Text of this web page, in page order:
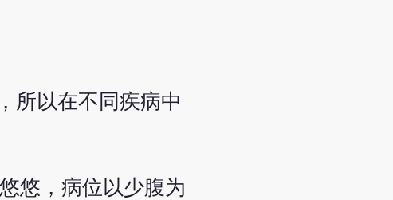
所以在不同疾病中
悠，病位以少腹为